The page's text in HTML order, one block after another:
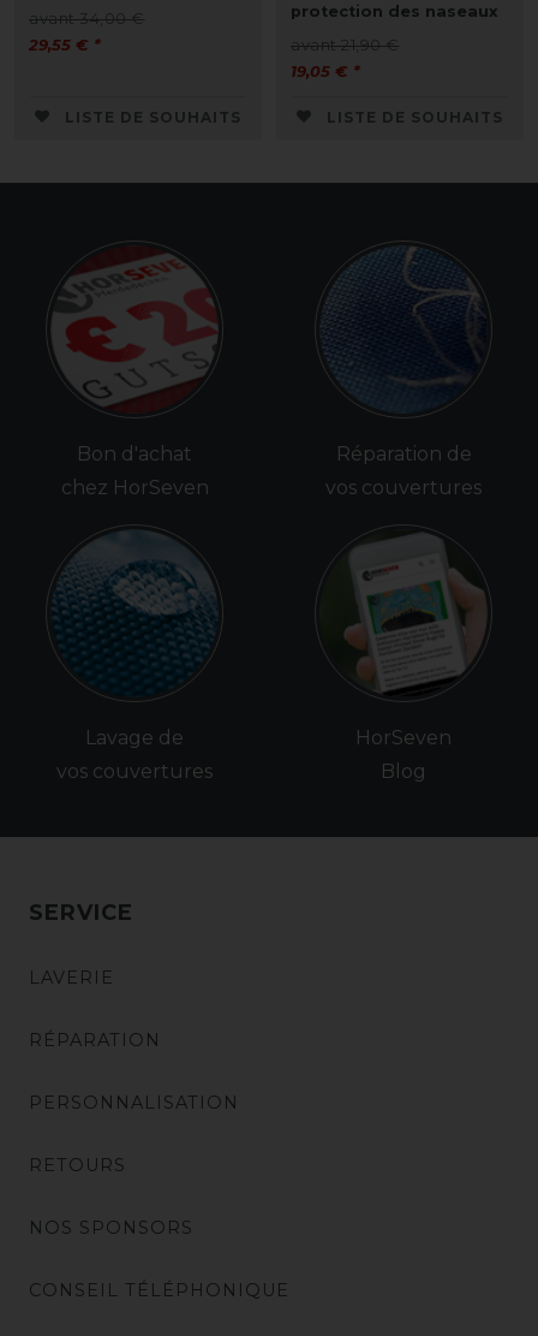
avant 34,00 €
29,55 € *
LISTE DE SOUHAITS
protection des naseaux
avant 21,90 €
19,05 € *
LISTE DE SOUHAITS
Bon d'achat
chez HorSeven
Lavage de
vos couvertures
Réparation de
vos couvertures
HorSeven
Blog
SERVICE
LAVERIE
RÉPARATION
PERSONNALISATION
RETOURS
NOS SPONSORS
CONSEIL TÉLÉPHONIQUE